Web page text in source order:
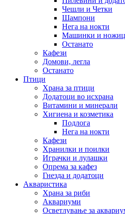
Чешли и Четки
Шампони
Нега на нокти
Машинки и
Останато
Кафези
Домови, легла
Останато
Птици
Храна за птици
Додатоци во исхрана
Витамини и минерали
Хигиена и козметика
Подлога
Нега на нокти
Кафези
Хранилки и поилки
Играчки и лулашки
Опрема за кафез
Гнезда и додатоци
Акваристика
Храна за риби
Аквариуми
Осветлување за